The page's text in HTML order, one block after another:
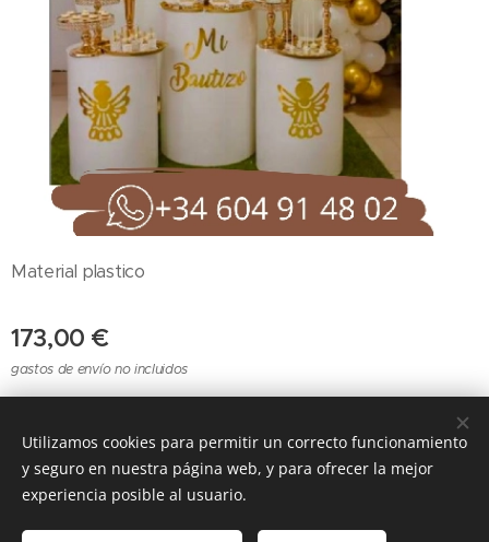
Material plastico
173,00 €
gastos de envío no incluidos
Cookies
Utilizamos cookies para permitir un correcto funcionamiento
y seguro en nuestra página web, y para ofrecer la mejor
experiencia posible al usuario.